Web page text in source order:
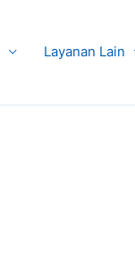
Layanan Lain